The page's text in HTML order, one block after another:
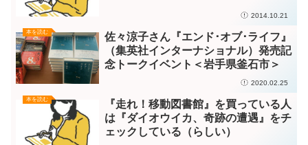
2014.10.21
本を読む
佐々涼子さん『エンド･オブ･ライフ』
（集英社インターナショナル）発売記
念トークイベント＜岩手県釜石市＞
2020.02.25
本を読む
『走れ！移動図書館』を買っている人
は『ダイオウイカ、奇跡の遭遇』をチ
ェックしている（らしい）